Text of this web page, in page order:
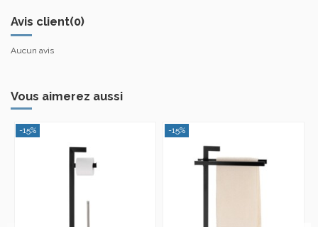
Avis client(0)
Aucun avis
Vous aimerez aussi
-15% -15%